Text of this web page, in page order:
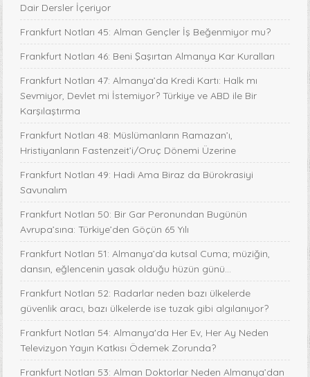
Dair Dersler İçeriyor
Frankfurt Notları 45: Alman Gençler İş Beğenmiyor mu?
Frankfurt Notları 46: Beni Şaşırtan Almanya Kar Kuralları
Frankfurt Notları 47: Almanya’da Kredi Kartı: Halk mı
Sevmiyor, Devlet mi İstemiyor? Türkiye ve ABD ile Bir
Karşılaştırma
Frankfurt Notları 48: Müslümanların Ramazan’ı,
Hristiyanların Fastenzeit’i/Oruç Dönemi Üzerine
Frankfurt Notları 49: Hadi Ama Biraz da Bürokrasiyi
Savunalım
Frankfurt Notları 50: Bir Gar Peronundan Bugünün
Avrupa’sına: Türkiye’den Göçün 65 Yılı
Frankfurt Notları 51: Almanya’da kutsal Cuma; müziğin,
dansın, eğlencenin yasak olduğu hüzün günü…
Frankfurt Notları 52: Radarlar neden bazı ülkelerde
güvenlik aracı, bazı ülkelerde ise tuzak gibi algılanıyor?
Frankfurt Notları 54: Almanya'da Her Ev, Her Ay Neden
Televizyon Yayın Katkısı Ödemek Zorunda?
Frankfurt Notları 53: Alman Doktorlar Neden Almanya’dan